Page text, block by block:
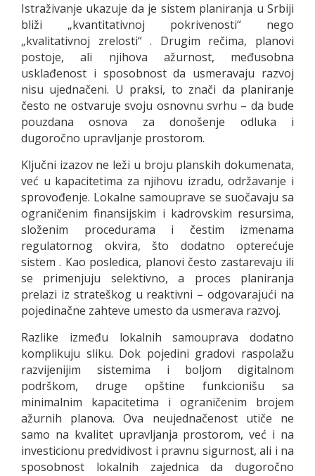
Istraživanje ukazuje da je sistem planiranja u Srbiji
bliži „kvantitativnoj pokrivenosti“ nego
„kvalitativnoj zrelosti“ . Drugim rečima, planovi
postoje, ali njihova ažurnost, međusobna
usklađenost i sposobnost da usmeravaju razvoj
nisu ujednačeni. U praksi, to znači da planiranje
često ne ostvaruje svoju osnovnu svrhu – da bude
pouzdana osnova za donošenje odluka i
dugoročno upravljanje prostorom.
Ključni izazov ne leži u broju planskih dokumenata,
već u kapacitetima za njihovu izradu, održavanje i
sprovođenje. Lokalne samouprave se suočavaju sa
ograničenim finansijskim i kadrovskim resursima,
složenim procedurama i čestim izmenama
regulatornog okvira, što dodatno opterećuje
sistem . Kao posledica, planovi često zastarevaju ili
se primenjuju selektivno, a proces planiranja
prelazi iz strateškog u reaktivni – odgovarajući na
pojedinačne zahteve umesto da usmerava razvoj.
Razlike između lokalnih samouprava dodatno
komplikuju sliku. Dok pojedini gradovi raspolažu
razvijenijim sistemima i boljom digitalnom
podrškom, druge opštine funkcionišu sa
minimalnim kapacitetima i ograničenim brojem
ažurnih planova. Ova neujednačenost utiče ne
samo na kvalitet upravljanja prostorom, već i na
investicionu predvidivost i pravnu sigurnost, ali i na
sposobnost lokalnih zajednica da dugoročno